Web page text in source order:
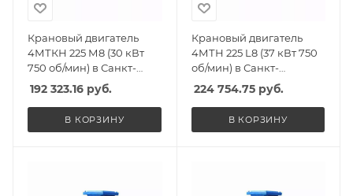
Крановый двигатель
4МТКН 225 М8 (30 кВт
750 об/мин) в Санкт-
Петербурге, Спб
192 323.16 руб.
В КОРЗИНУ
Крановый двигатель
4МТН 225 L8 (37 кВт 750
об/мин) в Санкт-
Петербурге, Спб
224 754.75руб.
В КОРЗИНУ